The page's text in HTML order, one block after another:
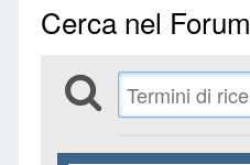
Cerca nel Forum